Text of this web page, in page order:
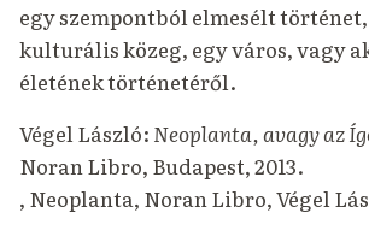
egy szempontból elmesélt
kulturális közeg, egy város, vagy
életének történetéről.
Végel László: Neoplanta, avagy az
Noran Libro, Budapest, 2013.
, Neoplanta, Noran Libro,Végel